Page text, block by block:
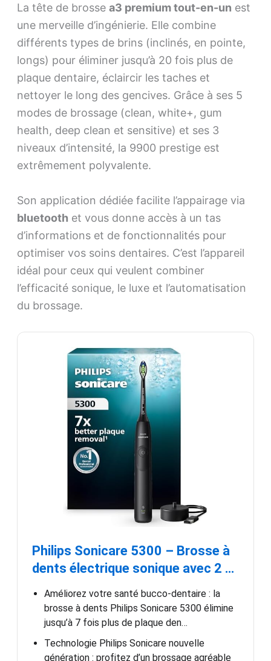
La tête de brosse a3 premium tout-en-un est
une merveille d’ingénierie. Elle combine
différents types de brins (inclinés, en pointe,
longs) pour éliminer jusqu’à 20 fois plus de
plaque dentaire, éclaircir les taches et
nettoyer le long des gencives. Grâce à ses 5
modes de brossage (clean, white+, gum
health, deep clean et sensitive) et ses 3
niveaux d’intensité, la 9900 prestige est
extrêmement polyvalente.
Son application dédiée facilite l’appairage via
bluetooth et vous donne accès à un tas
d’informations et de fonctionnalités pour
optimiser vos soins dentaires. C’est l’appareil
idéal pour ceux qui veulent combiner
l’efficacité sonique, le luxe et l’automatisation
du brossage.
Philips Sonicare 5300 – Brosse à
dents électrique sonique avec 2 …
Améliorez votre santé bucco-dentaire : la
brosse à dents Philips Sonicare 5300 élimine
jusqu’à 7 fois plus de plaque den…
Technologie Philips Sonicare nouvelle
génération : profitez d’un brossage agréable